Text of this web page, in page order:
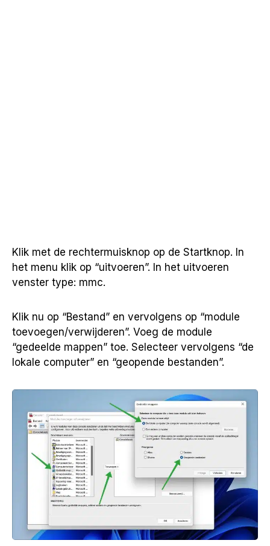
Klik met de rechtermuisknop op de Startknop. In
het menu klik op “uitvoeren”. In het uitvoeren
venster type: mmc.
Klik nu op “Bestand” en vervolgens op “module
toevoegen/verwijderen”. Voeg de module
“gedeelde mappen” toe. Selecteer vervolgens “de
lokale computer” en “geopende bestanden”.